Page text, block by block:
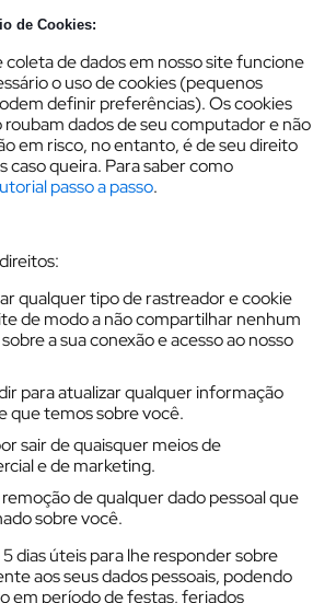
de Cookies:
coleta de dados em nosso site funcione
o uso de cookies (pequenos
definir preferências). Os cookies
roubam dados de seu computador e não
em risco, no entanto, é de seu direito
caso queira. Para saber como
passo a passo.
qualquer tipo de rastreador e cookie
de modo a não compartilhar nenhum
a sua conexão e acesso ao nosso
para atualizar qualquer informação
que temos sobre você.
sair de quaisquer meios de
e de marketing.
de qualquer dado pessoal que
sobre você.
dias úteis para lhe responder sobre
aos seus dados pessoais, podendo
em período de festas, feriados